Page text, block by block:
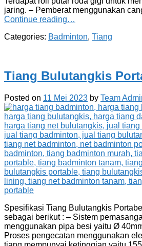
jaring. – Pemberat menggunakan
Continue reading…
Categories: Badminton, Tiang
Tiang Bulutangkis
Posted on 11 Mei 2023 by Team
Spesifikasi Tiang Bulutangkis
sebagai berikut : – Sistem
menggunakan pipa besi yaitu Ø
Proses pengecatan menggunakan